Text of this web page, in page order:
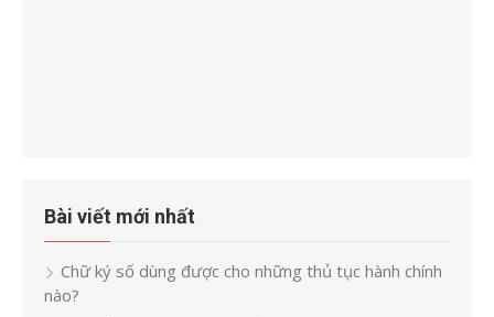
Bài viết mới nhất
Chữ ký số dùng được cho những thủ tục hành chính
nào?